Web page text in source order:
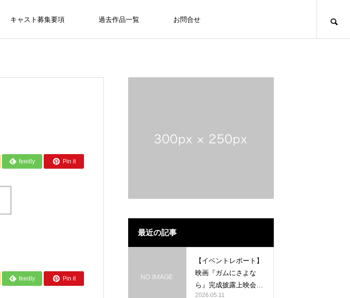
キャスト募集要項 過去作品一覧 お問合せ
feedly Pin it
feedly Pin it
最近の記事
【イベントレポート】
映画『ガムにさよな
ら』完成披露上映会が
2026.05.11